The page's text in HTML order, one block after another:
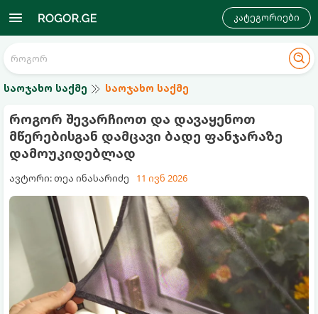
კატეგორიები
საოჯახო საქმე საოჯახო საქმე
როგორ შევარჩიოთ და დავაყენოთ
მწერებისგან დამცავი ბადე ფანჯარაზე
დამოუკიდებლად
ავტორი: თეა ინასარიძე 11 ივნ 2026